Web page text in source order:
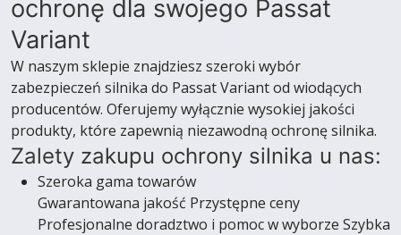
ochronę dla swojego Passat
Variant
W naszym sklepie znajdziesz szeroki wybór
zabezpieczeń silnika do Passat Variant od wiodących
producentów. Oferujemy wyłącznie wysokiej jakości
produkty, które zapewnią niezawodną ochronę silnika.
Zalety zakupu ochrony silnika u nas:
Szeroka gama towarów
Gwarantowana jakość Przystępne ceny
Profesjonalne doradztwo i pomoc w wyborze Szybka